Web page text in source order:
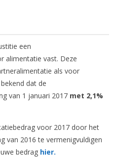
een
alimentatie vast. Deze
als voor
dat de
van 1 januari 2017 met 2,1%
voor 2017 door het
van 2016 te vermenigvuldigen
bedrag hier.